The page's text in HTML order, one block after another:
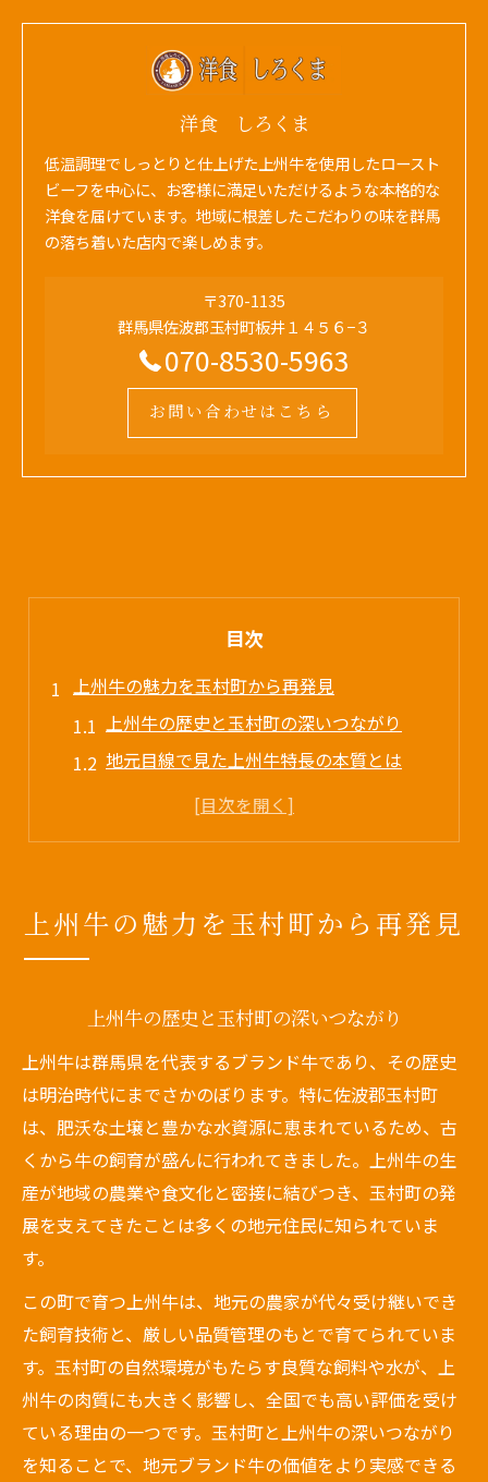
洋食 しろくま
低温調理でしっとりと仕上げた上州牛を使用したロースト
ビーフを中心に、お客様に満足いただけるような本格的な
洋食を届けています。地域に根差したこだわりの味を群馬
の落ち着いた店内で楽しめます。
〒370-1135
群馬県佐波郡玉村町板井１４５６−３
070-8530-5963
お問い合わせはこちら
目次
上州牛の魅力を玉村町から再発見
上州牛の歴史と玉村町の深いつながり
地元目線で見た上州牛特長の本質とは
上州牛が食卓にもたらす贅沢な価値
赤身が光る上州牛の美味しさと特徴
上州牛の赤身が生み出す旨みの秘密
上州牛は本当にまずい？評判の実態
上州牛の肉質基準と味わいの違い
上州牛を美味しく味わうコツとポイント
群馬の自然が育む上州牛の秘密とは
利根川と上毛三山が育てる上州牛の特長
群馬の自然環境と上州牛の品質の関係
上州牛に適した飼育方法と衛生管理体制
上州牛が安全で安心な理由を探る
上州和牛との違いを分かりやすく解説
上州牛と上州和牛の定義と特徴を比較
上州牛と上州和牛の違いを正しく知る方法
上州牛は交雑種も含むブランド牛
上州牛の魅力を玉村町から再発見
上州牛の歴史と玉村町の深いつながり
上州牛は群馬県を代表するブランド牛であり、その歴史
は明治時代にまでさかのぼります。特に佐波郡玉村町
は、肥沃な土壌と豊かな水資源に恵まれているため、古
くから牛の飼育が盛んに行われてきました。上州牛の生
産が地域の農業や食文化と密接に結びつき、玉村町の発
展を支えてきたことは多くの地元住民に知られていま
す。
この町で育つ上州牛は、地元の農家が代々受け継いでき
た飼育技術と、厳しい品質管理のもとで育てられていま
す。玉村町の自然環境がもたらす良質な飼料や水が、上
州牛の肉質にも大きく影響し、全国でも高い評価を受け
ている理由の一つです。玉村町と上州牛の深いつながり
を知ることで、地元ブランド牛の価値をより実感できる